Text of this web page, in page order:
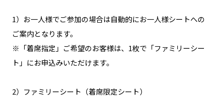
DISCOGRAPHY
CHIZUSHOP
1）お一人様でご参加の場合は自動的にお一人様シートへの
ご案内となります。
※「着席指定」ご希望のお客様は、1枚で「ファミリーシー
ト」にお申込みいただけます。
2）ファミリーシート（着席限定シート）